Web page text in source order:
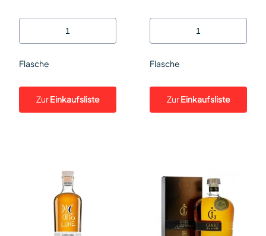
Flasche
ZurEinkaufsliste
Flasche
ZurEinkaufsliste